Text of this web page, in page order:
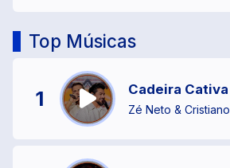
Top Músicas
1 Cadeira Cativa
Zé Neto & Cristiano